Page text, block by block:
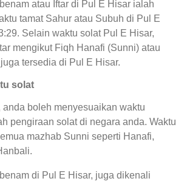
atau Iftar di Pul E Hisar ialah
tamat Sahur atau Subuh di Pul E
Selain waktu solat Pul E Hisar,
mengikut Fiqh Hanafi (Sunni) atau
tersedia di Pul E Hisar.
solat
boleh menyesuaikan waktu
pengiraan solat di negara anda. Waktu
mazhab Sunni seperti Hanafi,
di Pul E Hisar, juga dikenali